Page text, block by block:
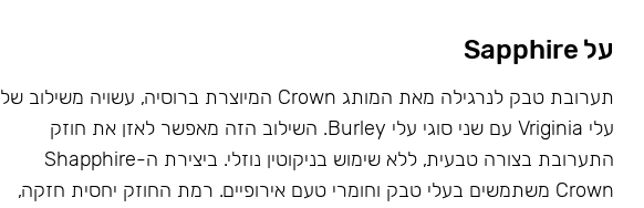
על Sapphire
תערובת טבק לנרגילה מאת המותג Crown המיוצרת ברוסיה, עשויה משילוב של
עלי Vriginia עם שני סוגי עלי Burley. השילוב הזה מאפשר לאזן את חוזק
התערובת בצורה טבעית, ללא שימוש בניקוטין נוזלי. ביצירת ה-Shapphire
Crown משתמשים בעלי טבק וחומרי טעם אירופיים. רמת החוזק יחסית חזקה,